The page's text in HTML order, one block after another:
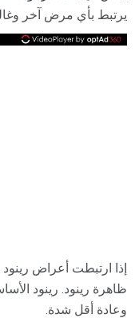
يرتبط بأي مرض آخر
إذا ارتبطت أعراض
ظاهرة رينود. رينود
وعادة أقل شدة.